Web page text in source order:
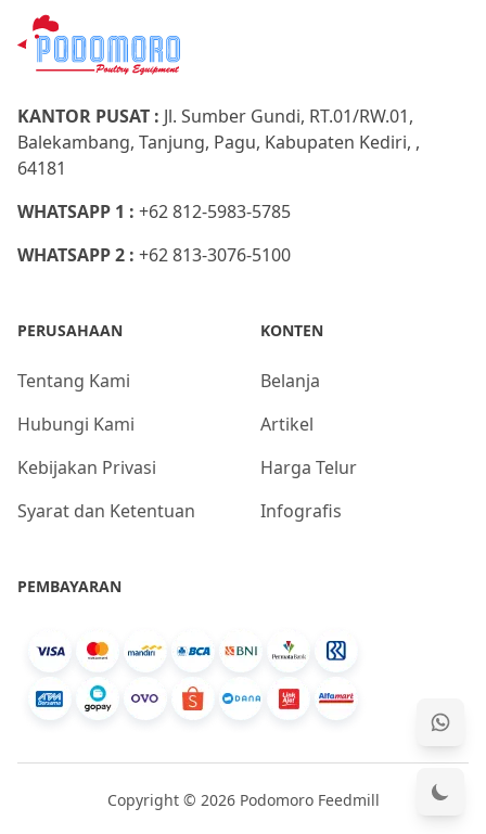
KANTOR PUSAT : Jl. Sumber Gundi, RT.01/RW.01,
Balekambang, Tanjung, Pagu, Kabupaten Kediri, ,
64181
WHATSAPP 1 : +62 812-5983-5785
WHATSAPP 2 : +62 813-3076-5100
PERUSAHAAN
Tentang Kami
Hubungi Kami
Kebijakan Privasi
Syarat dan Ketentuan
KONTEN
Belanja
Artikel
Harga Telur
Infografis
PEMBAYARAN
Copyright © 2026 Podomoro Feedmill